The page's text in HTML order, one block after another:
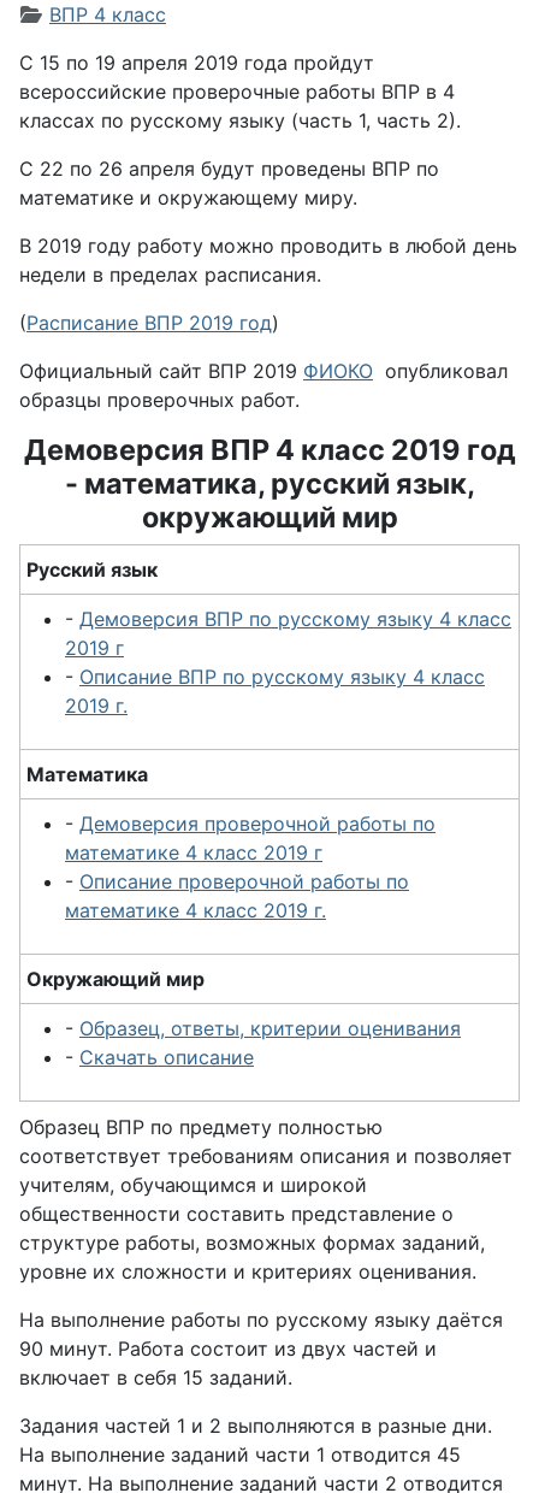
Информация о материале
ВПР 4 класс
С 15 по 19 апреля 2019 года пройдут
всероссийские проверочные работы ВПР в 4
классах по русскому языку (часть 1, часть 2).
С 22 по 26 апреля будут проведены ВПР по
математике и окружающему миру.
В 2019 году работу можно проводить в любой день
недели в пределах расписания.
(Расписание ВПР 2019 год)
Официальный сайт ВПР 2019 ФИОКО опубликовал
образцы проверочных работ.
Демоверсия ВПР 4 класс 2019 год
- математика, русский язык,
окружающий мир
Русский язык
- Демоверсия ВПР по русскому языку 4 класс
2019 г
- Описание ВПР по русскому языку 4 класс
2019 г.
Математика
- Демоверсия проверочной работы по
математике 4 класс 2019 г
- Описание проверочной работы по
математике 4 класс 2019 г.
Окружающий мир
- Образец, ответы, критерии оценивания
- Скачать описание
Образец ВПР по предмету полностью
соответствует требованиям описания и позволяет
учителям, обучающимся и широкой
общественности составить представление о
структуре работы, возможных формах заданий,
уровне их сложности и критериях оценивания.
На выполнение работы по русскому языку даётся
90 минут. Работа состоит из двух частей и
включает в себя 15 заданий.
Задания частей 1 и 2 выполняются в разные дни.
На выполнение заданий части 1 отводится 45
минут. На выполнение заданий части 2 отводится